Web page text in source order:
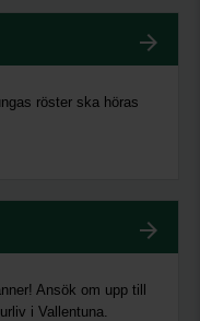
röster ska höras
Ansök om upp till
i Vallentuna.